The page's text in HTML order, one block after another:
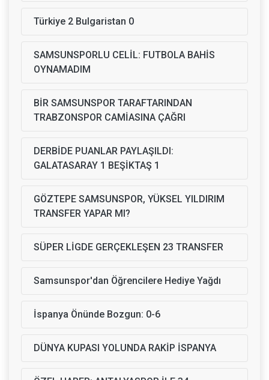
Türkiye 2 Bulgaristan 0
SAMSUNSPORLU CELİL: FUTBOLA BAHİS
OYNAMADIM
BİR SAMSUNSPOR TARAFTARINDAN
TRABZONSPOR CAMİASINA ÇAĞRI
DERBİDE PUANLAR PAYLAŞILDI:
GALATASARAY 1 BEŞİKTAŞ 1
GÖZTEPE SAMSUNSPOR, YÜKSEL YILDIRIM
TRANSFER YAPAR MI?
SÜPER LİGDE GERÇEKLEŞEN 23 TRANSFER
Samsunspor'dan Öğrencilere Hediye Yağdı
İspanya Önünde Bozgun: 0-6
DÜNYA KUPASI YOLUNDA RAKİP İSPANYA